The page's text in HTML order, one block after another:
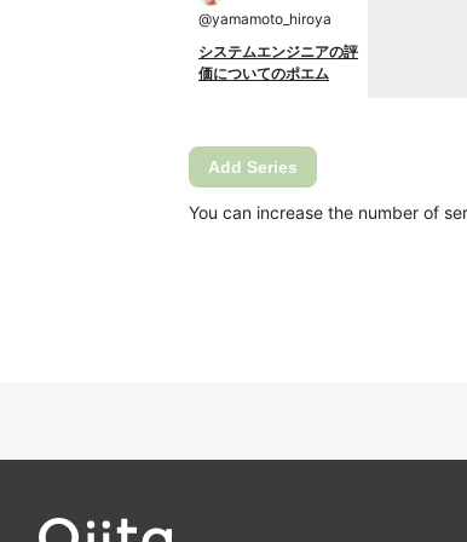
@yamamoto_hiroya
システムエンジニアの評
価についてのポエム
Add Series
You can increase the number of